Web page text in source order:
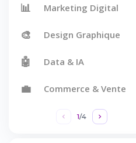
📊 Marketing Digital
🎨 Design Graphique
🤖 Data & IA
💼 Commerce & Vente
1/4